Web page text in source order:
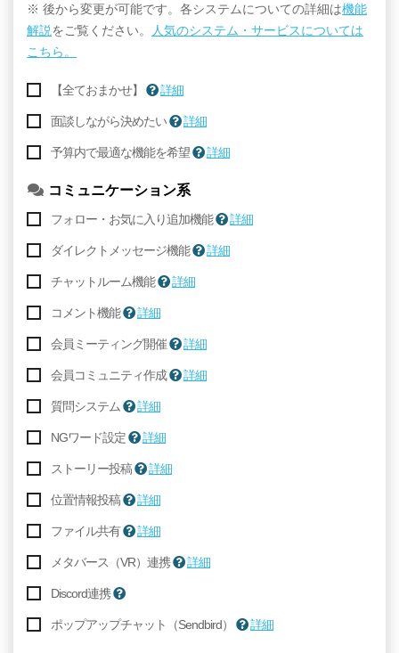
※ 後から変更が可能です。各システムについての詳細は機能
解説をご覧ください。
人気のシステム・サービスについては
こちら。
【全ておまかせ】 詳細
面談しながら決めたい 詳細
予算内で最適な機能を希望 詳細
コミュニケーション系
フォロー・お気に入り追加機能 詳細
ダイレクトメッセージ機能 詳細
チャットルーム機能 詳細
コメント機能 詳細
会員ミーティング開催 詳細
会員コミュニティ作成 詳細
質問システム 詳細
NGワード設定 詳細
ストーリー投稿 詳細
位置情報投稿 詳細
ファイル共有 詳細
メタバース（VR）連携 詳細
Discord連携
ポップアップチャット（Sendbird） 詳細